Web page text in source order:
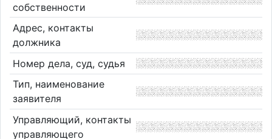
собственности
Адрес, контакты
должника
Номер дела, суд, судья
Тип, наименование
заявителя
Управляющий, контакты
управляющего